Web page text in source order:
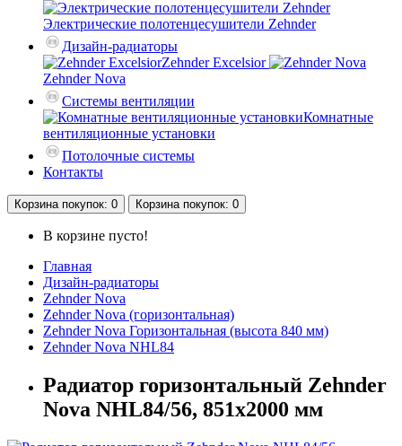
Электрические полотенцесушители Zehnder
Дизайн-радиаторы
Zehnder Excelsior
Zehnder Nova
Системы вентиляции
Комнатные
вентиляционные установки
Потолочные системы
Контакты
Корзинапокупок: 0 Корзинапокупок: 0
В корзине пусто!
Главная
Дизайн-радиаторы
Zehnder Nova
Zehnder Nova (горизонтальная)
Zehnder Nova Горизонтальная (высота 840 мм)
Zehnder Nova NHL84
Радиатор горизонтальный Zehnder
Nova NHL84/56, 851х2000 мм